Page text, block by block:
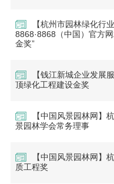
【杭州市园林绿化
8868·8868（中国）官方
金奖”
【钱江新城企业发展
顶绿化工程建设金奖
【中国风景园林网】
景园林学会常务理事
【中国风景园林网】
质工程奖